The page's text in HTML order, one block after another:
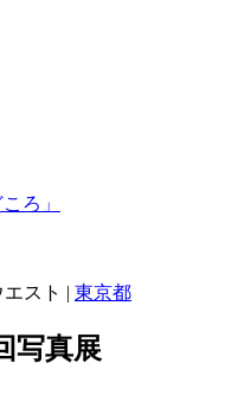
スト | 東京都
写真展